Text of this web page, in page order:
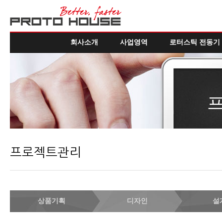
회사소개 사업영역 로터스틱 전동기
프로젝트관리
상품기획 디자인 설